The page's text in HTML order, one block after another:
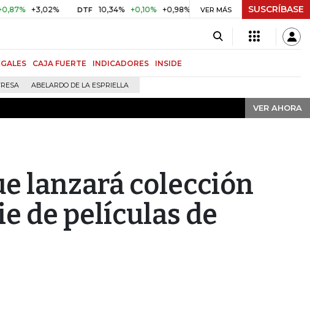
+3,02% DTF 10,34% +0,10% +0,98% UVR $ 416,91 +$ 0,05 +0,01%
VER MÁS SUSCRÍBASE
CAJA FUERTE INDICADORES INSIDE
ABELARDO DE LA ESPRIELLA
VER AHORA
VER AHORA
lanzará colección
de películas de